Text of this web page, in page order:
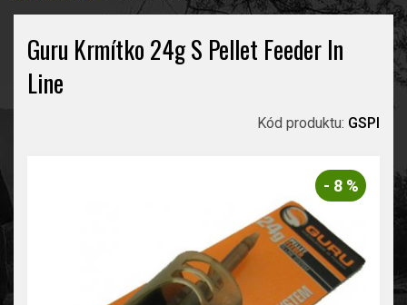
Guru Krmítko 24g S Pellet Feeder In
Line
Kód produktu: GSPI
- 8 %